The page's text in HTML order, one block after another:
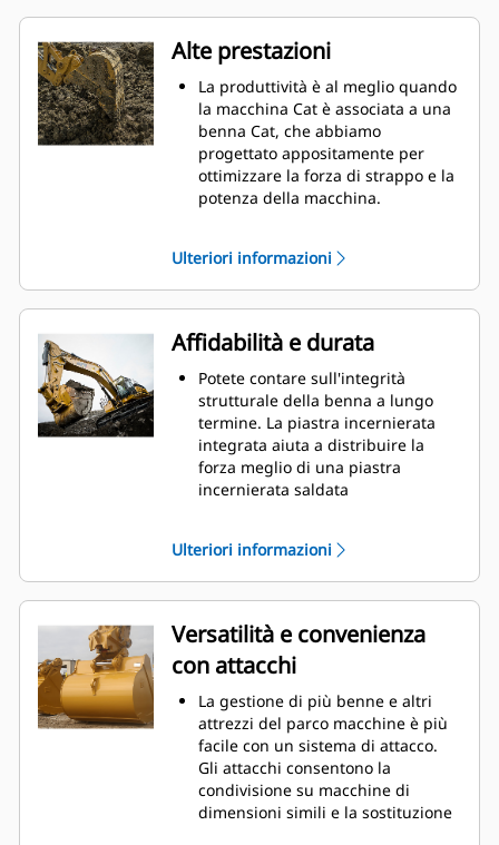
Alte prestazioni
La produttività è al meglio quando
la macchina Cat è associata a una
benna Cat, che abbiamo
progettato appositamente per
ottimizzare la forza di strappo e la
potenza della macchina.
benna. Il gioco del tallone
aggiunto assicura che il fondo
della benna non si trascini,
riducendo i costi della
manutenzione.
I consumi di carburante si
innalzano sensibilmente durante
le operazioni di scavo. Le benne
Cat sono progettate per tagliare il
materiale in modo veloce e
migliorare il rendimento operativo
tempo. La forma e i fianchi della
benna mantengono la maggior
parte del materiale nella benna
durante il carico.
Ulteriori informazioni
Affidabilità e durata
Potete contare sull'integrità
strutturale della benna a lungo
termine. La piastra incernierata
integrata aiuta a distribuire la
forza meglio di una piastra
incernierata saldata
resistenza all'abrasione,
specialmente per i componenti
con usura eccessiva
Proteggete aree della benna più
importanti e sottoposte a usura
elevata con le parti di usura (GET,
Ground Engaging Tools) Cat
Aumentate la produzione in
applicazioni impegnative,
migliorate la penetrazione dei
materiali e accelerate i cicli con
Cat®Advansys™ GET
Accelerate l'installazione e la
Ulteriori informazioni
Versatilità e convenienza
con attacchi
La gestione di più benne e altri
attrezzi del parco macchine è più
facile con un sistema di attacco.
Gli attacchi consentono la
condivisione su macchine di
dimensioni simili e la sostituzione